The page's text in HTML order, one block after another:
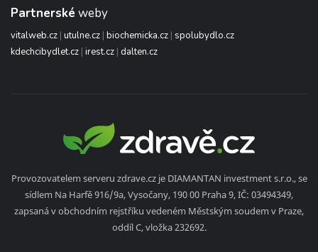
Partnerské weby
vitalweb.cz | utulne.cz | biochemicka.cz | spolubydlo.cz
kdechcibydlet.cz | irest.cz | dalten.cz
Provozovatelem serveru zdrave.cz je DIAMANTAN investment s.r.o., se
sídlem Na Harfě 916/9a, Vysočany, 190 00 Praha 9, IČ: 03494349,
zapsaná v obchodním rejstříku vedeném Městským soudem v Praze,
oddíl C, vložka 232692.